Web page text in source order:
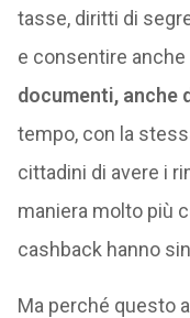
tasse, diritti di
e consentire anche
documenti, anche
tempo, con la
cittadini di avere i
maniera molto più
cashback hanno
Ma perché questo